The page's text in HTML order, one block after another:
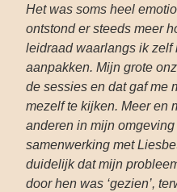
Het was soms heel
ontstond er steeds meer
leidraad waarlangs ik zelf
aanpakken. Mijn grote
de sessies en dat gaf me
mezelf te kijken. Meer en
anderen in mijn
samenwerking met
duidelijk dat mijn
door hen was ‘gezien’,